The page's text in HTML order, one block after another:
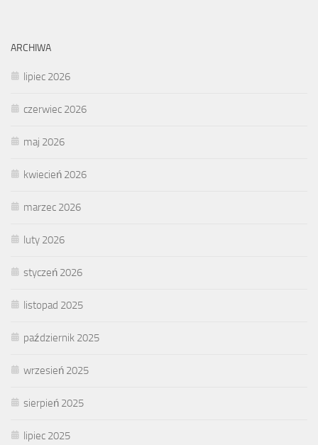
ARCHIWA
lipiec 2026
czerwiec 2026
maj 2026
kwiecień 2026
marzec 2026
luty 2026
styczeń 2026
listopad 2025
październik 2025
wrzesień 2025
sierpień 2025
lipiec 2025